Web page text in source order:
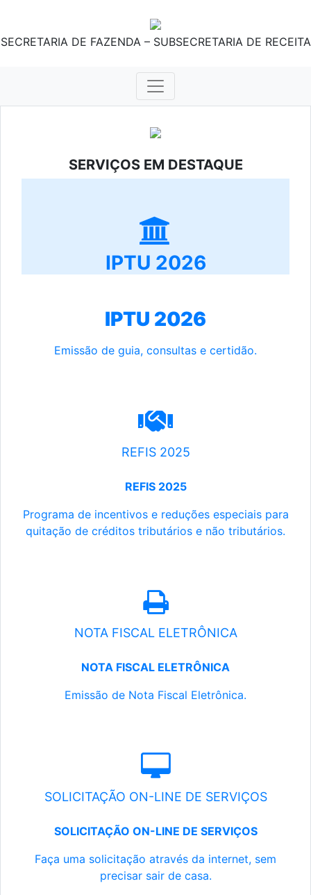
SECRETARIA DE FAZENDA – SUBSECRETARIA DE RECEITA
SERVIÇOS EM DESTAQUE
IPTU 2026
IPTU 2026
Emissão de guia, consultas e certidão.
REFIS 2025
REFIS 2025
Programa de incentivos e reduções especiais para
quitação de créditos tributários e não tributários.
NOTA FISCAL ELETRÔNICA
NOTA FISCAL ELETRÔNICA
Emissão de Nota Fiscal Eletrônica.
SOLICITAÇÃO ON-LINE DE SERVIÇOS
SOLICITAÇÃO ON-LINE DE SERVIÇOS
Faça uma solicitação através da internet, sem
precisar sair de casa.